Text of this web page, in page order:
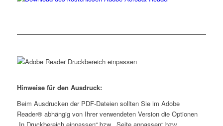
Hinweise für den Ausdruck:
Beim Ausdrucken der PDF-Dateien sollten Sie im Adobe
Reader® abhängig von Ihrer verwendeten Version die Optionen
„In Druckbereich einpassen“ bzw. „Seite anpassen“ bzw.